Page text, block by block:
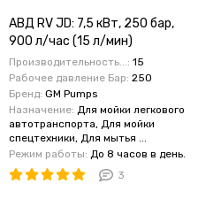
АВД RV JD: 7,5 кВт, 250 бар,
900 л/час (15 л/мин)
промышленный класс для
профессиональной мойки
серия JD. Рама в комплект не
входит
Производительность...: 15
Рабочее давление Бар: 250
Бренд: GM Pumps
Назначение: Для мойки легкового
автотранспорта, Для мойки
спецтехники, Для мытья ...
Режим работы: До 8 часов в день.
3